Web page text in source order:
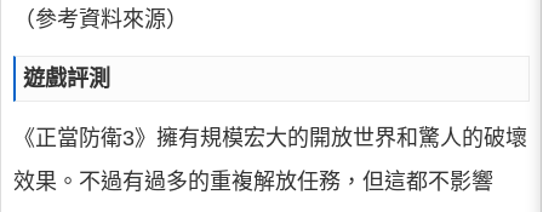
（參考資料來源）
遊戲評測
《正當防衛3》擁有規模宏大的開放世界和驚人的破壞
效果。不過有過多的重複解放任務，但這都不影響